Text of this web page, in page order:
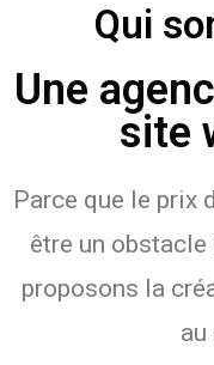
Qui
Une
site
Parce que le prix
être un
proposons la